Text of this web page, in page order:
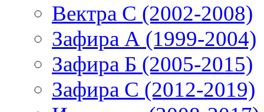
Вектра С (2002-2008)
Зафира А (1999-2004)
Зафира Б (2005-2015)
Зафира С (2012-2019)